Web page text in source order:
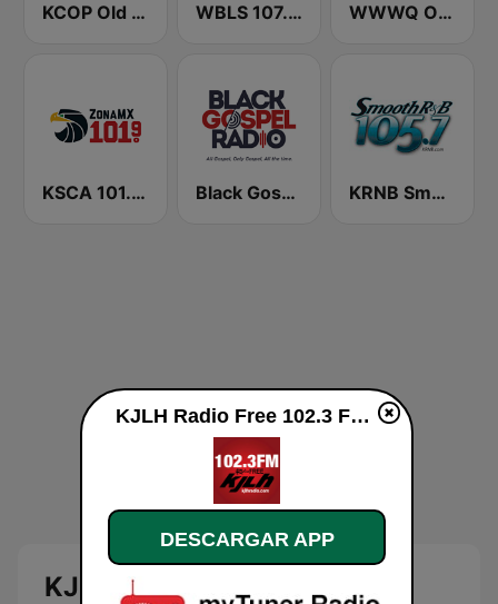
KCOP Old School 104.7 FM WBLS 107.5 FM (US Only) WWWQ OG 97.9 Atlanta
KSCA 101.9 Los Angeles FM (US Only) Black Gospel Radio KRNB Smooth R&B 105.7 FM (US Only)
KJLH Radio Free 102.3 FM
KJLH Radio Free 102.3 FM en vivo
DESCARGAR APP